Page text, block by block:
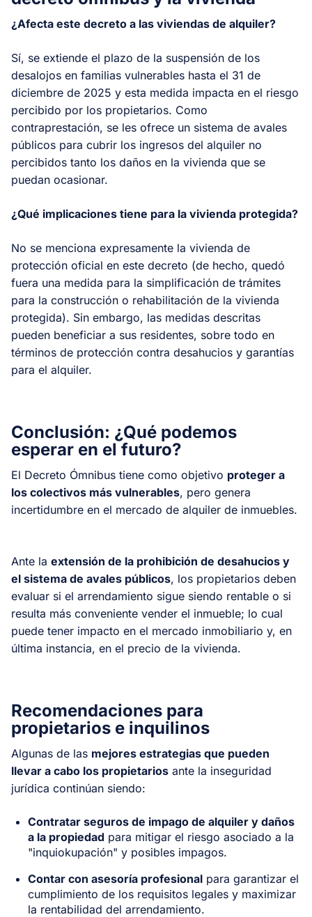
¿Afecta este decreto a las viviendas de alquiler?
Sí, se extiende el plazo de la suspensión de los
desalojos en familias vulnerables hasta el 31 de
diciembre de 2025 y esta medida impacta en el riesgo
percibido por los propietarios. Como
contraprestación, se les ofrece un sistema de avales
públicos para cubrir los ingresos del alquiler no
percibidos tanto los daños en la vivienda que se
puedan ocasionar.
¿Qué implicaciones tiene para la vivienda protegida?
No se menciona expresamente la vivienda de
protección oficial en este decreto (de hecho, quedó
fuera una medida para la simplificación de trámites
para la construcción o rehabilitación de la vivienda
protegida). Sin embargo, las medidas descritas
pueden beneficiar a sus residentes, sobre todo en
términos de protección contra desahucios y garantías
para el alquiler.
Conclusión: ¿Qué podemos
esperar en el futuro?
El Decreto Ómnibus tiene como objetivo proteger a
los colectivos más vulnerables, pero genera
incertidumbre en el mercado de alquiler de inmuebles.
Ante la extensión de la prohibición de desahucios y
el sistema de avales públicos, los propietarios deben
evaluar si el arrendamiento sigue siendo rentable o si
resulta más conveniente vender el inmueble; lo cual
puede tener impacto en el mercado inmobiliario y, en
última instancia, en el precio de la vivienda.
Recomendaciones para
propietarios e inquilinos
Algunas de las mejores estrategias que pueden
llevar a cabo los propietarios ante la inseguridad
jurídica continúan siendo:
Contratar seguros de impago de alquiler y daños
a la propiedad para mitigar el riesgo asociado a la
"inquiokupación" y posibles impagos.
Contar con asesoría profesional para garantizar el
cumplimiento de los requisitos legales y maximizar
la rentabilidad del arrendamiento.